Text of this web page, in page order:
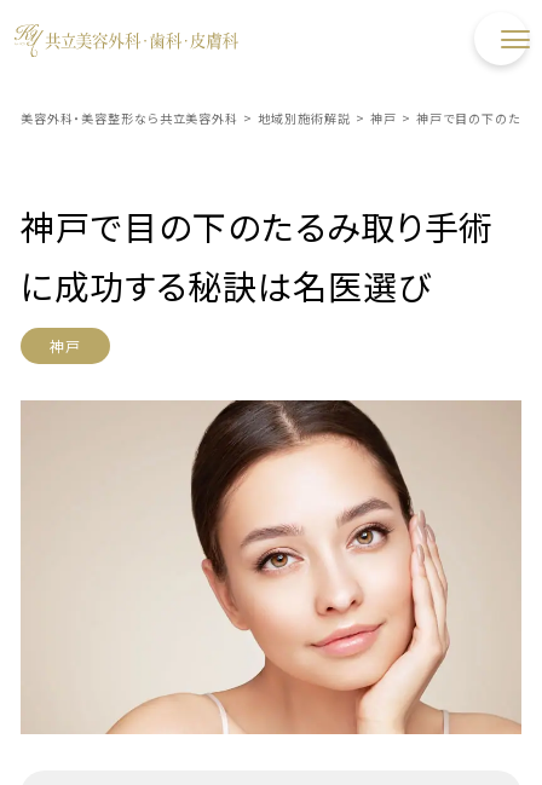
美容外科・美容整形なら共立美容外科 > 地域別施術解説 > 神戸 > 神戸で目の下のたる
神戸で目の下のたるみ取り手術
に成功する秘訣は名医選び
神戸